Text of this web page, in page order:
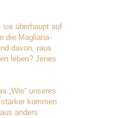
überhaupt auf
die Magliana-
davon, raus
leben? Jenes
„Wie“ unseres
kommen
anders